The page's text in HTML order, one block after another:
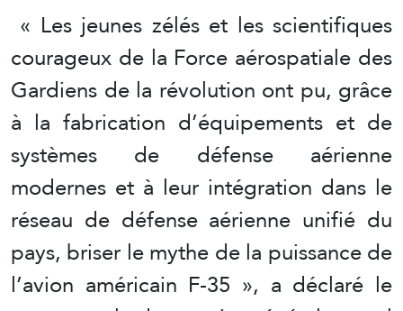
« Les jeunes zélés et les scientifiques
courageux de la Force aérospatiale des
Gardiens de la révolution ont pu, grâce
à la fabrication d’équipements et de
systèmes de défense aérienne
modernes et à leur intégration dans le
réseau de défense aérienne unifié du
pays, briser le mythe de la puissance de
l’avion américain F-35 », a déclaré le